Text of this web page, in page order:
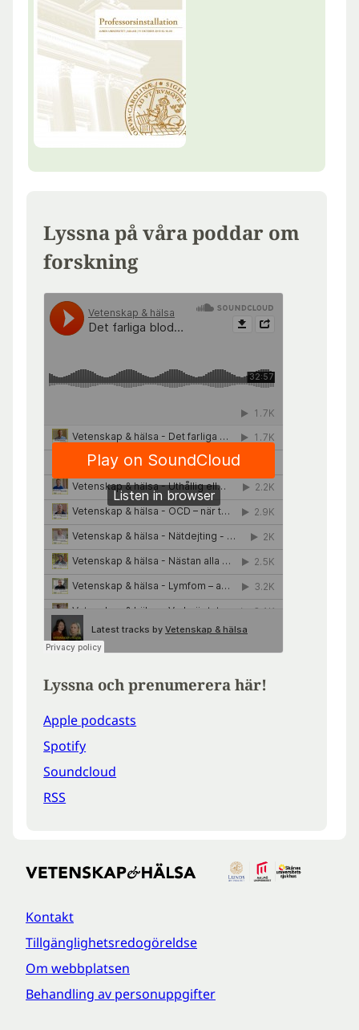
Lyssna på våra poddar om
forskning
Lyssna och prenumerera här!
Apple podcasts
Spotify
Soundcloud
RSS
Kontakt
Tillgänglighetsredogöreldse
Om webbplatsen
Behandling av personuppgifter